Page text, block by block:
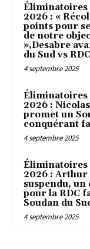
Éliminatoires
2026 : «
points pour
de notre
»,Desabre
du Sud vs RDC
4 septembre 2025
Éliminatoires
2026 :
promet un
conquérant
4 septembre 2025
Éliminatoires
2026 : Arthur
suspendu, un
pour la RDC
Soudan du
4 septembre 2025